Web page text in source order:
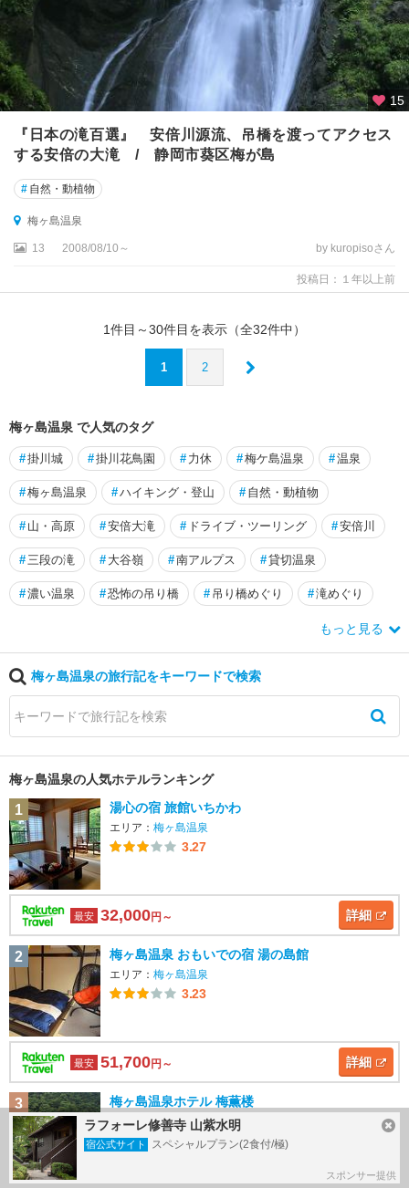
15
『日本の滝百選』 安倍川源流、吊橋を渡ってアクセス
する安倍の大滝 / 静岡市葵区梅が島
# 自然・動植物
梅ヶ島温泉
13 2008/08/10～ by kuropisoさん
投稿日：１年以上前
1件目～30件目を表示（全32件中）
1 2
梅ヶ島温泉 で人気のタグ
#掛川城 #掛川花鳥園 # 力休 #梅ケ島温泉 #温泉
#梅ヶ島温泉 #ハイキング・登山 # 自然・動植物
# 山・高原 #安倍大滝 # ドライブ・ツーリング #安倍川
#三段の滝 # 大谷嶺 #南アルプス #貸切温泉
#濃い温泉 #恐怖の吊り橋 # 吊り橋めぐり #滝めぐり
もっと見る
梅ヶ島温泉の旅行記をキーワードで検索
梅ヶ島温泉の人気ホテルランキング
1 湯心の宿 旅館いちかわ
エリア： 梅ヶ島温泉
3.27
最安 32,000円～ 詳細
2 梅ヶ島温泉 おもいでの宿 湯の島館
エリア： 梅ヶ島温泉
3.23
最安 51,700円～ 詳細
3 梅ヶ島温泉ホテル 梅薫楼
エリア：梅ヶ島温泉
3.23
ラフォーレ修善寺 山紫水明
宿公式サイト スペシャルプラン(2食付/極)
スポンサー提供